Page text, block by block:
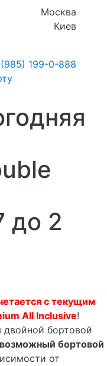
Москва
Киев
199-0-888
до 2
с текущим
All Inclusive!
двойной бортовой
возможный бортовой
от